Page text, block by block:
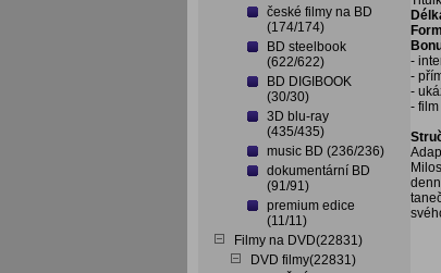
české filmy na BD
(174/174)
BD steelbook
(622/622)
BD DIGIBOOK
(30/30)
3D blu-ray
(435/435)
music BD (236/236)
dokumentární BD
(91/91)
premium edice
(11/11)
Filmy na DVD(22831)
DVD filmy(22831)
-
-
-
-